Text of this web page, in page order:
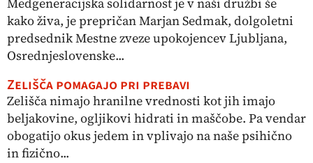
kako živa, je prepričan Marjan Sedmak, dolgoletni
predsednik Mestne zveze upokojencev Ljubljana,
Osrednjeslovenske...
Zelišča pomagajo pri prebavi
Zelišča nimajo hranilne vrednosti kot jih imajo
beljakovine, ogljikovi hidrati in maščobe. Pa vendar
obogatijo okus jedem in vplivajo na naše psihično
in fizično...